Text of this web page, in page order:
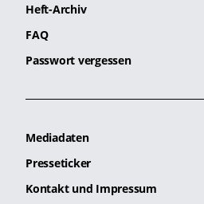
Heft-Archiv
FAQ
Passwort vergessen
Mediadaten
Presseticker
Kontakt und Impressum